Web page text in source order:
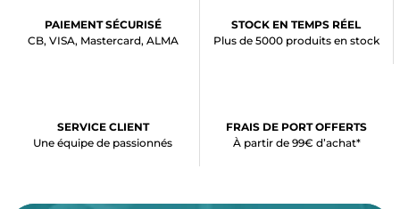
PAIEMENT SÉCURISÉ
CB, VISA, Mastercard, ALMA
STOCK EN TEMPS RÉEL
Plus de 5000 produits en stock
SERVICE CLIENT
Une équipe de passionnés
FRAIS DE PORT OFFERTS
À partir de 99€ d’achat*